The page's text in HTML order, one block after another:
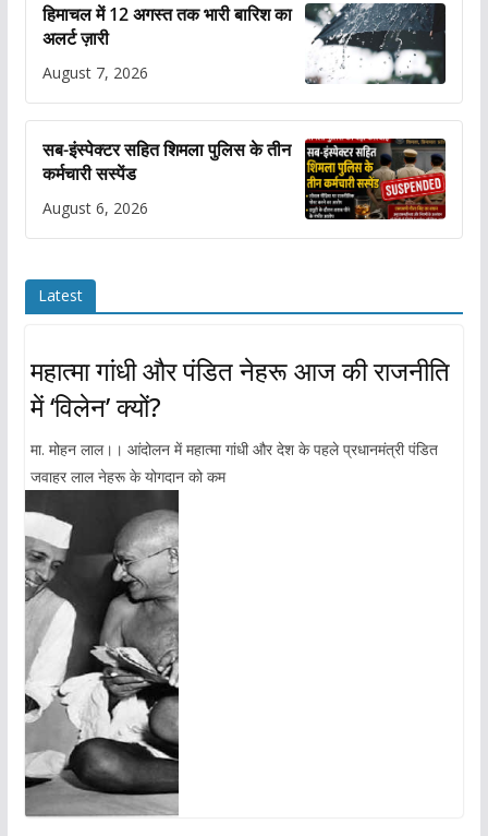
हिमाचल में 12 अगस्त तक भारी बारिश का
अलर्ट ज़ारी
August 7, 2026
सब-इंस्पेक्टर सहित शिमला पुलिस के तीन
कर्मचारी सस्पेंड
August 6, 2026
Latest
महात्मा गांधी और पंडित नेहरू आज की राजनीति
में ‘विलेन’ क्यों?
मा. मोहन लाल।। आंदोलन में महात्मा गांधी और देश के पहले प्रधानमंत्री पंडित
जवाहर लाल नेहरू के योगदान को कम